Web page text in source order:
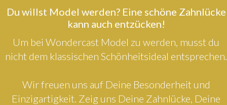
Du willst Model werden? Eine schöne Zahnlücke
kann auch entzücken!
Um bei Wondercast Model zu werden, musst du
nicht dem klassischen Schönheitsideal entsprechen.
Wir freuen uns auf Deine Besonderheit und
Einzigartigkeit. Zeig uns Deine Zahnlücke, Deine